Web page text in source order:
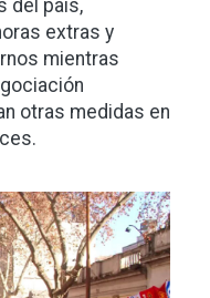
del país,
extras y
mientras
otras medidas en